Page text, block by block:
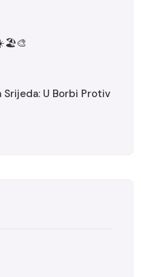
Srijeda: U Borbi Protiv